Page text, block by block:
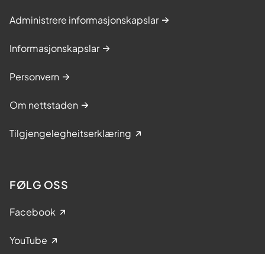
Administrere informasjonskapslar
Informasjonskapslar
Personvern
Om nettstaden
Tilgjengelegheitserklæring
FØLG OSS
Facebook
YouTube